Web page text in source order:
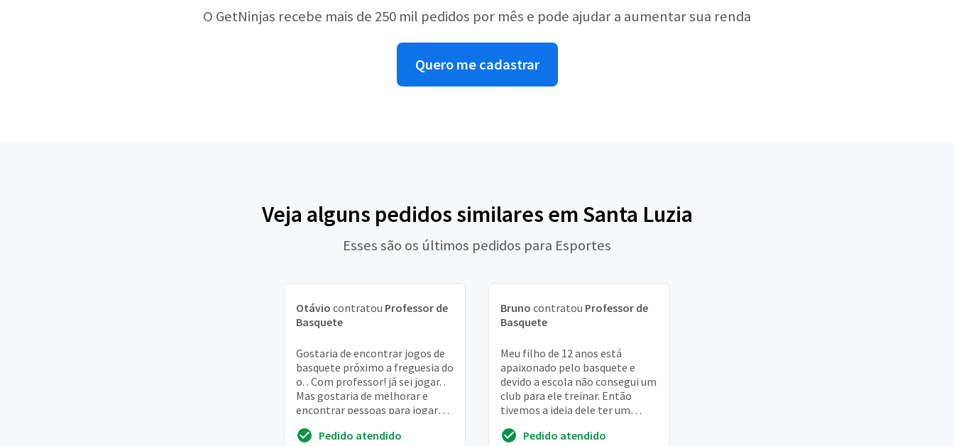
O GetNinjas recebe mais de 250 mil pedidos por mês e pode ajudar a aumentar sua renda
Quero me cadastrar
Veja alguns pedidos similares em Santa Luzia
Esses são os últimos pedidos para Esportes
Otávio contratou Professor de
Basquete
Gostaria de encontrar jogos de
basquete próximo a freguesia do
o. . Com professor! já sei jogar. .
Mas gostaria de melhorar e
encontrar pessoas para jogar
Pedido atendido
Bruno contratou Professor de
Basquete
Meu filho de 12 anos está
apaixonado pelo basquete e
devido a escola não consegui um
club para ele treinar. Então
tivemos a ideia dele ter um
estuda das 11:00...
Pedido atendido